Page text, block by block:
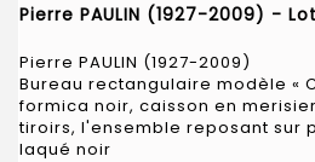
Pierre PAULIN (1927-2009) -
Pierre PAULIN (1927-2009)
Bureau rectangulaire modèle «
formica noir, caisson en
tiroirs, l'ensemble reposant sur
laqué noir